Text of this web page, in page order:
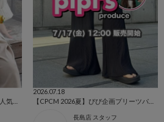
2026.07.18
【CPCM 2026夏】ぴぴ企画プリーツパンツ🌼
長島店 スタッフ